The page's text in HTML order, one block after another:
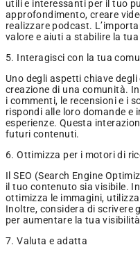
utili e interessanti per il tuo
approfondimento, creare
realizzare podcast.
valore e aiuti a stabilire la
5. Interagisci con la tua
Uno degli aspetti chiave
creazione di una comunità.
i commenti, le recensioni e i
rispondi alle loro domande e
esperienze. Questa
futuri contenuti.
6. Ottimizza per i motori di
Il SEO (Search Engine
il tuo contenuto sia visibile.
ottimizza le immagini,
Inoltre, considera di scrivere
per aumentare la tua
7. Valuta e adatta